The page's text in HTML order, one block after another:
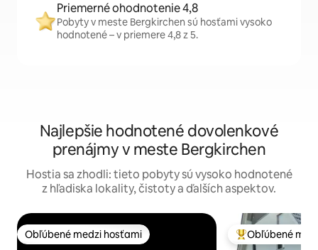
Priemerné ohodnotenie 4,8
Pobyty v meste Bergkirchen sú hosťami vysoko
hodnotené – v priemere 4,8 z 5.
Najlepšie hodnotené dovolenkové
prenájmy v meste Bergkirchen
Hostia sa zhodli: tieto pobyty sú vysoko hodnotené
z hľadiska lokality, čistoty a ďalších aspektov.
Obľúbené medzi hosťami
Obľúbené medzi hosťami Najobľúbenejšie
Obľúbené